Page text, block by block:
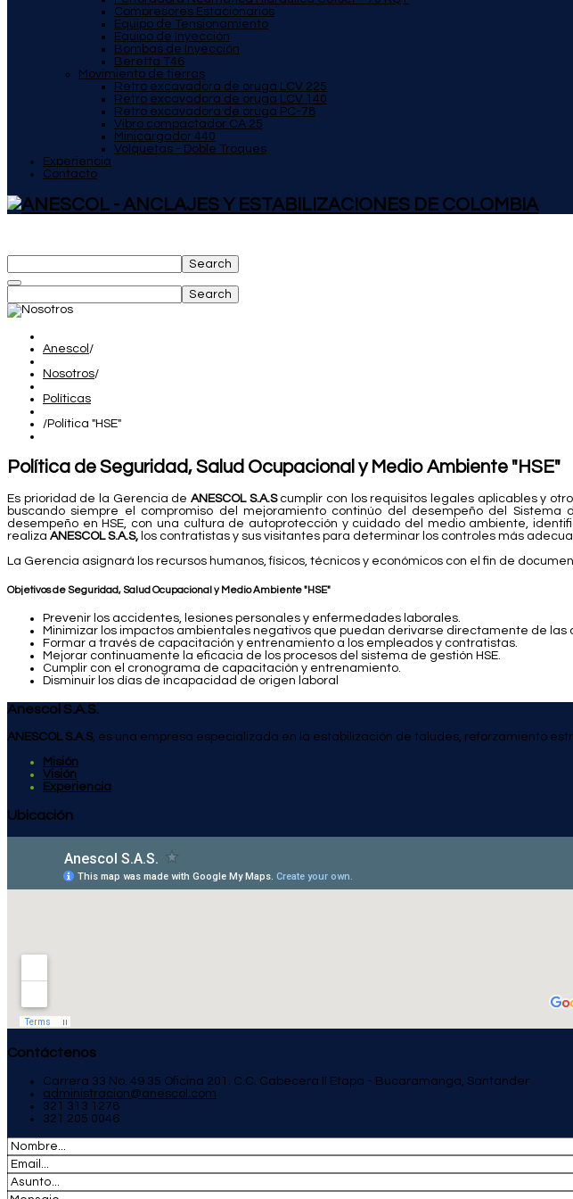
Compresores Estacionarios
Equipo de Tensionamiento
Equipo de Inyección
Bombas de Inyección
Beretta T46
Movimiento de tierras
Retro excavadora de oruga LCV 225
Retro excavadora de oruga LCV 140
Retro excavadora de oruga PC-78
Vibro compactador CA 25
Minicargador 440
Volquetas - Doble Troques
Experiencia
Contacto
Search
Search
Anescol /
Nosotros/
Políticas
/Política "HSE"
Política de Seguridad, Salud Ocupacional y Medio Ambiente "HSE"
Es prioridad de la Gerencia de ANESCOL S.A.Scumplir con los requisitos legales aplicables y
buscando siempre el compromiso del mejoramiento continúo del desempeño del
desempeño en HSE, con una cultura de autoprotección y cuidado del medio ambiente,
realiza ANESCOL S.A.S, los contratistas y sus visitantes para determinar los controles más
La Gerencia asignará los recursos humanos, físicos, técnicos y económicos con el fin de
Objetivos de Seguridad, Salud Ocupacional y Medio Ambiente "HSE"
Prevenir los accidentes, lesiones personales y enfermedades laborales.
Minimizar los impactos ambientales negativos que puedan derivarse directamente de
Formar a través de capacitación y entrenamiento a los empleados y contratistas.
Mejorar continuamente la eficacia de los procesos del sistema de gestión HSE.
Cumplir con el cronograma de capacitación y entrenamiento.
Disminuir los días de incapacidad de origen laboral
Anescol S.A.S.
ANESCOL S.A.S, es una empresa especializada en la estabilización de taludes, reforzamiento
Misión
Visión
Experiencia
Ubicación
Contáctenos
Carrera 33 No. 49 35 Oficina 201. C.C. Cabecera II Etapa - Bucaramanga, Santander
administracion@anescol.com
321 313 1278
321 205 0046